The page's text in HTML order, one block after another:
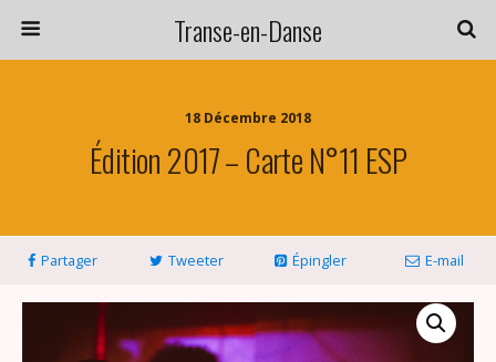
Transe-en-Danse
18 Décembre 2018
Édition 2017 – Carte N°11 ESP
Partager Tweeter Épingler E-mail